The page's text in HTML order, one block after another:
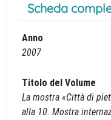
Scheda
Anno
2007
Titolo del Volume
La mostra «Città di
alla 10. Mostra